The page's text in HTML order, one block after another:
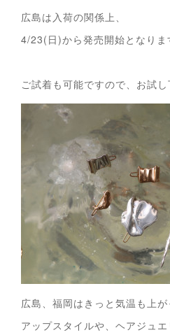
広島は入荷の関係上、
4/23(日)から発売開始となりま
ご試着も可能ですので、お試し
広島、福岡はきっと気温も上
アップスタイルや、ヘアジュ